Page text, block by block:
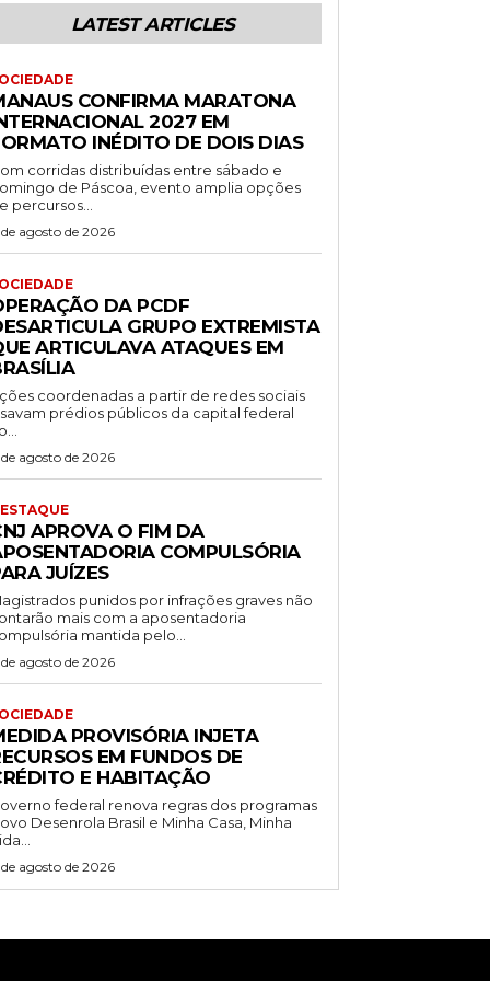
LATEST ARTICLES
CONFIRMA MARATONA
2027 EM
INÉDITO DE DOIS DIAS
corridas distribuídas entre sábado e
de Páscoa, evento amplia opções
percursos...
agosto de 2026
DA PCDF
GRUPO EXTREMISTA
ARTICULAVA ATAQUES EM
coordenadas a partir de redes sociais
prédios públicos da capital federal
agosto de 2026
APROVA O FIM DA
COMPULSÓRIA
JUÍZES
punidos por infrações graves não
mais com a aposentadoria
mantida pelo...
agosto de 2026
PROVISÓRIA INJETA
EM FUNDOS DE
E HABITAÇÃO
federal renova regras dos programas
Desenrola Brasil e Minha Casa, Minha
agosto de 2026